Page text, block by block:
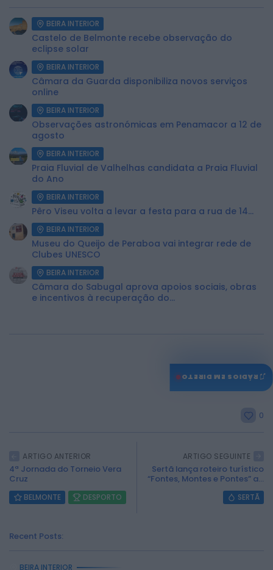
BEIRA INTERIOR
Castelo de Belmonte recebe observação do
eclipse solar
BEIRA INTERIOR
Câmara da Guarda disponibiliza novos serviços
online
BEIRA INTERIOR
Observações astronómicas em Penamacor a 12 de
agosto
BEIRA INTERIOR
Praia Fluvial de Valhelhas candidata a Praia Fluvial
do Ano
BEIRA INTERIOR
Pêro Viseu volta a levar a festa para a rua de 14...
BEIRA INTERIOR
Museu do Queijo de Peraboa vai integrar rede de
Clubes UNESCO
BEIRA INTERIOR
Câmara do Sabugal aprova apoios sociais, obras
e incentivos à recuperação do...
0
ARTIGO ANTERIOR
4ª Jornada do Torneio Vera
Cruz
BELMONTE DESPORTO
ARTIGO SEGUINTE
Sertã lança roteiro turístico
“Fontes, Montes e Pontes” a...
SERTÃ
Recent Posts:
BEIRA INTERIOR
♫
RÁDIOS EM DIRETO